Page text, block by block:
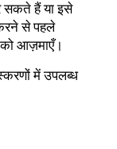
सकते हैं या इसे
से पहले
आज़माएँ।
में उपलब्ध